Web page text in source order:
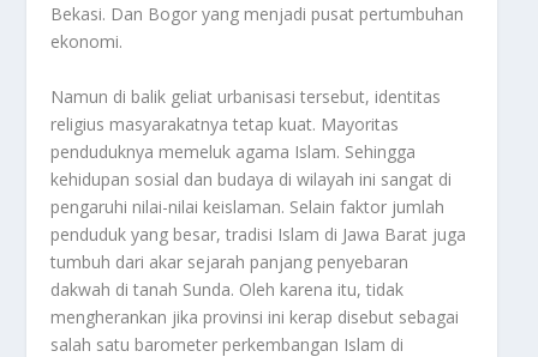
Bekasi. Dan Bogor yang menjadi pusat pertumbuhan
ekonomi.
Namun di balik geliat urbanisasi tersebut, identitas
religius masyarakatnya tetap kuat. Mayoritas
penduduknya memeluk agama Islam. Sehingga
kehidupan sosial dan budaya di wilayah ini sangat di
pengaruhi nilai-nilai keislaman. Selain faktor jumlah
penduduk yang besar, tradisi Islam di Jawa Barat juga
tumbuh dari akar sejarah panjang penyebaran
dakwah di tanah Sunda. Oleh karena itu, tidak
mengherankan jika provinsi ini kerap disebut sebagai
salah satu barometer perkembangan Islam di